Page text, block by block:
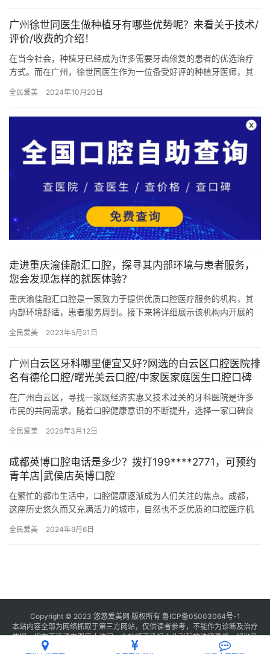
广州徐世同医生做种植牙有哪些优势呢？来看关于技术/
评价/收费的介绍！
在当今社会，种植牙已经成为许多需要牙齿修复的患者的优选治疗
方式。而在广州，徐世同医生作为一位备受好评的种植牙医师，其
呢？让我…
全民爱美 2024年10月20日
走进重庆渝佳融汇口腔，探寻其内部环境与患者服务，
您会发现怎样的就医体验？
重庆渝佳融汇口腔是一家致力于提供优质口腔医疗服务的机构，其
内部环境舒适，患者服务周到。接下来将详细展示该机构内开展的
的…
全民爱美 2023年5月21日
广州白云区牙科哪里便宜又好?网选的白云区口腔医院排
名有德伦口腔/曙光美云口腔/中家医家庭医生口腔口碑
在广州白云区，寻找一家既经济实惠又技术过关的牙科医院是许多
市民的共同需求。随着口腔健康意识的不断提升，选择一家口碑良
美云口…
全民爱美 2026年3月12日
成都英博口腔电话是多少？拨打199****2771，可预约
青羊店|武侯店英博口腔
在繁忙的都市生活中，口腔健康逐渐成为人们关注的焦点。成都，
这座历史悠久而又充满活力的城市，自然也不乏优质的口腔医疗机
设备以…
全民爱美 2024年9月6日
Copyright © 2023 悠悠爱美网 版权所有 鲁ICP备05003064号-1
本站内容全部为网络抓取于第三方网站，仅供读者参考，不能作为诊断及治疗
依据，如有不适请立即停止访问，本站将不承担由此引起的法律责任。如涉及
联系我们